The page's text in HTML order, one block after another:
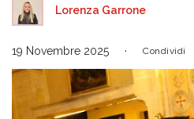
Lorenza Garrone
19 Novembre 2025 Condividi